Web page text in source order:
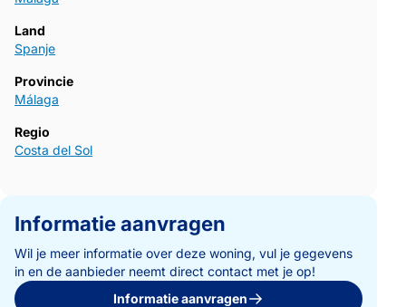
Land
Spanje
Provincie
Málaga
Regio
Costa del Sol
Informatie aanvragen
Wil je meer informatie over deze woning, vul je gegevens
in en de aanbieder neemt direct contact met je op!
Informatie aanvragen